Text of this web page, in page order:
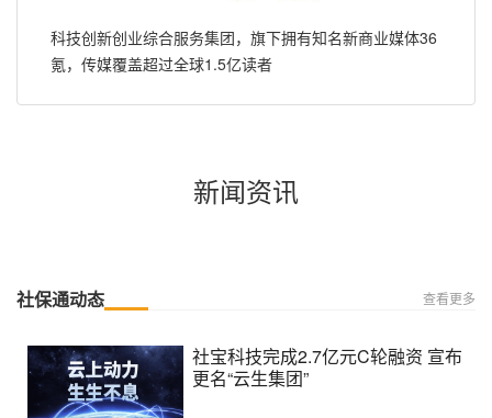
科技创新创业综合服务集团，旗下拥有知名新商业媒体36
氪，传媒覆盖超过全球1.5亿读者
新闻资讯
社保通动态 查看更多
社宝科技完成2.7亿元C轮融资 宣布
更名“云生集团”